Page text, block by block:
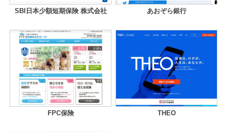
SBI日本少額短期保険 株式会社 あおぞら銀行
FPC保険 THEO